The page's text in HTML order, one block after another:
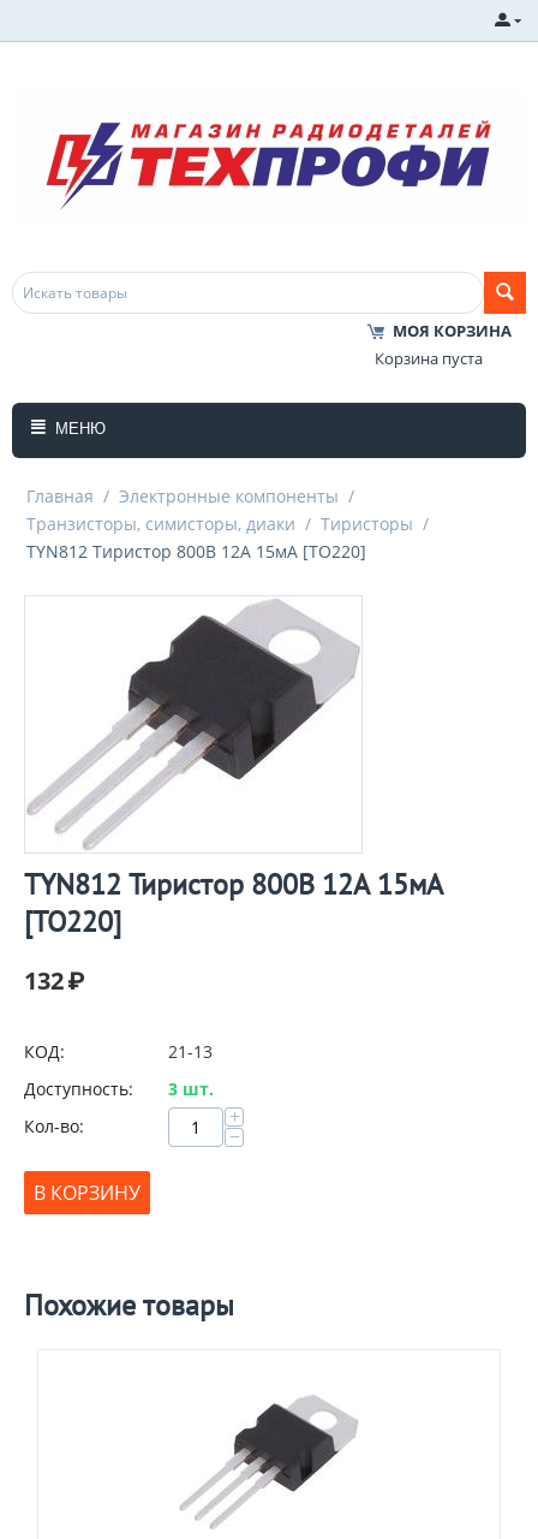
МОЯ КОРЗИНА
Корзина пуста
МЕНЮ
Главная / Электронные компоненты /
Транзисторы, симисторы, диаки / Тиристоры /
TYN812 Тиристор 800В 12А 15мА [TO220]
TYN812 Тиристор 800В 12А 15мА
[TO220]
132₽
КОД:
21-13
Доступность:
3 шт.
Кол-во:
+
−
В КОРЗИНУ
Похожие товары